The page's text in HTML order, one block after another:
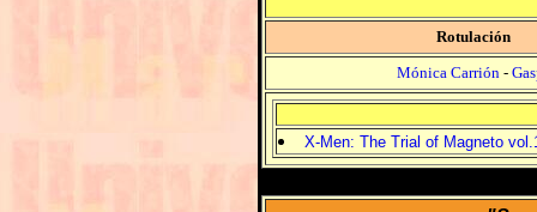
Rotulación
Mónica Carrión -
X-Men: The Trial of Magneto